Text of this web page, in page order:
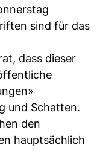
sind für das
dass dieser
und Schatten.
den
hauptsächlich